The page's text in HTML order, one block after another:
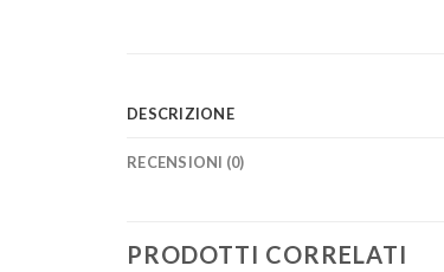
DESCRIZIONE
RECENSIONI (0)
PRODOTTI CORRELATI